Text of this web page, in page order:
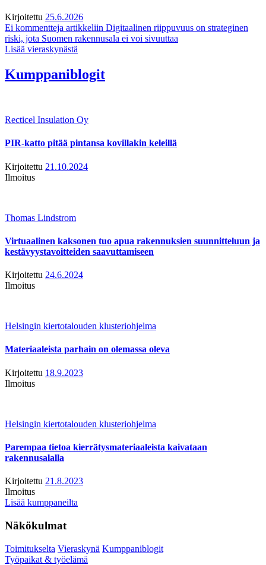
Kirjoitettu 25.6.2026
Ei kommentteja artikkeliin Digitaalinen riippuvuus on strateginen
riski, jota Suomen rakennusala ei voi sivuuttaa
Lisää vieraskynästä
Kumppaniblogit
Recticel Insulation Oy
PIR-katto pitää pintansa kovillakin keleillä
Kirjoitettu 21.10.2024
Ilmoitus
Thomas Lindstrom
Virtuaalinen kaksonen tuo apua rakennuksien suunnitteluun ja
kestävyystavoitteiden saavuttamiseen
Kirjoitettu 24.6.2024
Ilmoitus
Helsingin kiertotalouden klusteriohjelma
Materiaaleista parhain on olemassa oleva
Kirjoitettu 18.9.2023
Ilmoitus
Helsingin kiertotalouden klusteriohjelma
Parempaa tietoa kierrätysmateriaaleista kaivataan
rakennusalalla
Kirjoitettu 21.8.2023
Ilmoitus
Lisää kumppaneilta
Näkökulmat
Toimitukselta Vieraskynä Kumppaniblogit
Työpaikat & työelämä